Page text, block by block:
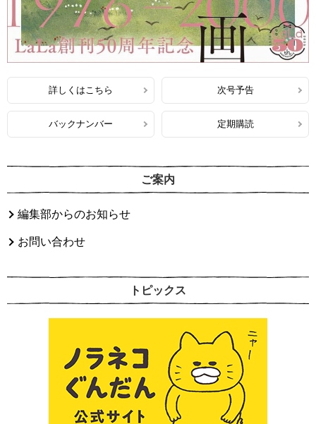
詳しくはこちら 次号予告
バックナンバー 定期購読
ご案内
編集部からのお知らせ
お問い合わせ
トピックス